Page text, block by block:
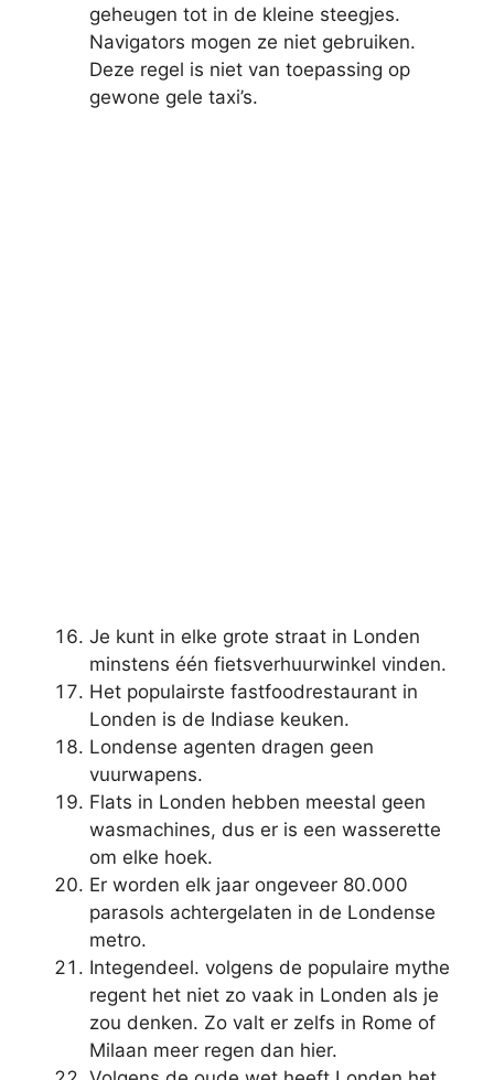
geheugen tot in de kleine steegjes.
Navigators mogen ze niet gebruiken.
Deze regel is niet van toepassing op
gewone gele taxi’s.
Je kunt in elke grote straat in Londen
minstens één fietsverhuurwinkel vinden.
Het populairste fastfoodrestaurant in
Londen is de Indiase keuken.
Londense agenten dragen geen
vuurwapens.
Flats in Londen hebben meestal geen
wasmachines, dus er is een wasserette
om elke hoek.
Er worden elk jaar ongeveer 80.000
parasols achtergelaten in de Londense
metro.
Integendeel. volgens de populaire mythe
regent het niet zo vaak in Londen als je
zou denken. Zo valt er zelfs in Rome of
Milaan meer regen dan hier.